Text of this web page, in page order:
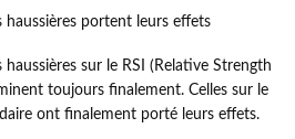
haussières portent leurs effets
haussières sur le RSI (Relative Strength
toujours finalement. Celles sur le
ont finalement porté leurs effets.